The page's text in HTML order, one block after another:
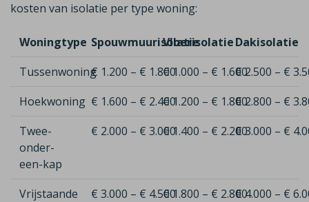
kosten van isolatie per type woning:
Woningtype SpouwmuurisolatieVloerisolatieDakisolatie
Tussenwoning€ 1.200 – € 1.800€ 1.000 – € 1.600€ 2.500 – €
Hoekwoning € 1.600 – € 2.400€ 1.200 – € 1.800€ 2.800 – €
Twee-
onder-
een-kap
€ 2.000 – € 3.000€ 1.400 – € 2.200€ 3.000 – €
Vrijstaande
€ 3.000 – € 4.500€ 1.800 – € 2.800€ 4.000 – €